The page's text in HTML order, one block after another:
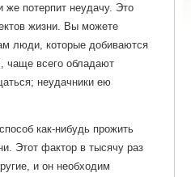
же потерпит неудачу. Это
жизни. Вы можете
люди, которые добиваются
чаще всего обладают
неудачники ею
как-нибудь прожить
Этот фактор в тысячу раз
и он необходим